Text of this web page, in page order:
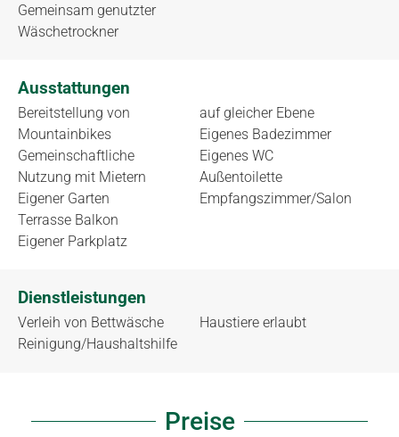
Gemeinsam genutzter
Wäschetrockner
Ausstattungen
Bereitstellung von
Mountainbikes
Gemeinschaftliche
Nutzung mit Mietern
Eigener Garten
Terrasse Balkon
Eigener Parkplatz
auf gleicher Ebene
Eigenes Badezimmer
Eigenes WC
Außentoilette
Empfangszimmer/Salon
Dienstleistungen
Verleih von Bettwäsche
Reinigung/Haushaltshilfe
Haustiere erlaubt
Preise